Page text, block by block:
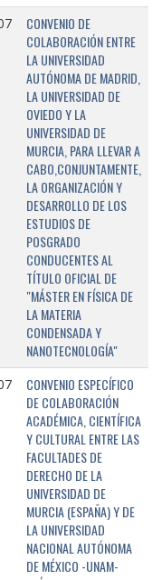
CONVENIO DE
COLABORACIÓN ENTRE
LA UNIVERSIDAD
AUTÓNOMA DE MADRID,
LA UNIVERSIDAD DE
OVIEDO Y LA
UNIVERSIDAD DE
MURCIA, PARA LLEVAR A
CABO,CONJUNTAMENTE,
LA ORGANIZACIÓN Y
DESARROLLO DE LOS
ESTUDIOS DE
POSGRADO
CONDUCENTES AL
TÍTULO OFICIAL DE
"MÁSTER EN FÍSICA DE
LA MATERIA
CONDENSADA Y
NANOTECNOLOGÍA"
CONVENIO ESPECÍFICO
DE COLABORACIÓN
ACADÉMICA, CIENTÍFICA
Y CULTURAL ENTRE LAS
FACULTADES DE
DERECHO DE LA
UNIVERSIDAD DE
MURCIA (ESPAÑA) Y DE
LA UNIVERSIDAD
NACIONAL AUTÓNOMA
DE MÉXICO -UNAM-